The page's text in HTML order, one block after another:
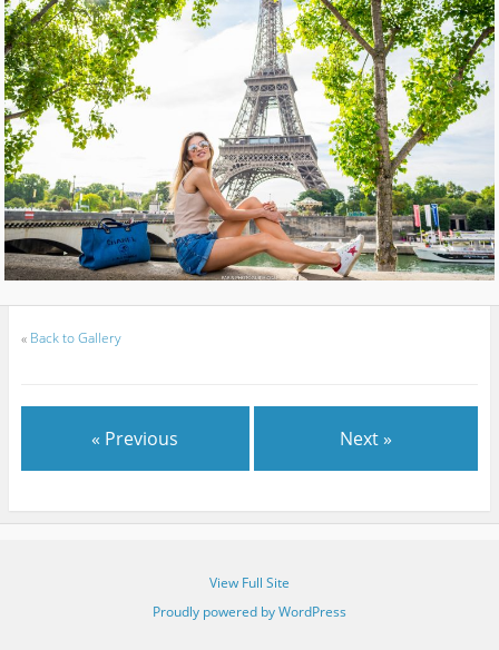
« Back to Gallery
« Previous Next »
View Full Site
Proudly powered by WordPress